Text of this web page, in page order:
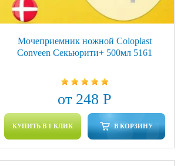
Мочеприемник ножной Coloplast
Conveen Секьюрити+ 500мл 5161
от 248 Р
КУПИТЬ В 1 КЛИК В КОРЗИНУ